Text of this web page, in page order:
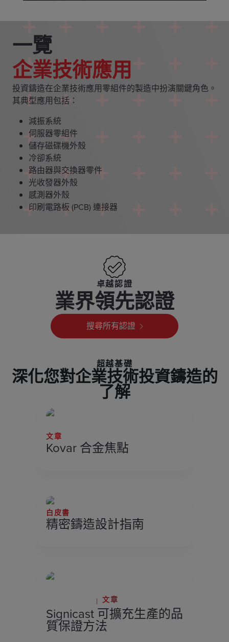
一覽
企業技術應用
投資鑄造在企業技術應用零組件的製造中扮演關鍵角色。
其典型應用包括：
減振系統
伺服器零組件
儲存磁碟機外殼
冷卻系統
路由器與交換器零件
光收發器外殼
感測器外殼
印刷電路板 (PCB) 連接器
卓越認證
業界領先認證
搜尋所有認證
超越基礎
深化您對企業技術投資鑄造的
了解
文章
Kovar 合金焦點
白皮書
精密鑄造設計指南
文章
Signicast 可擴充生產的品
質保證方法